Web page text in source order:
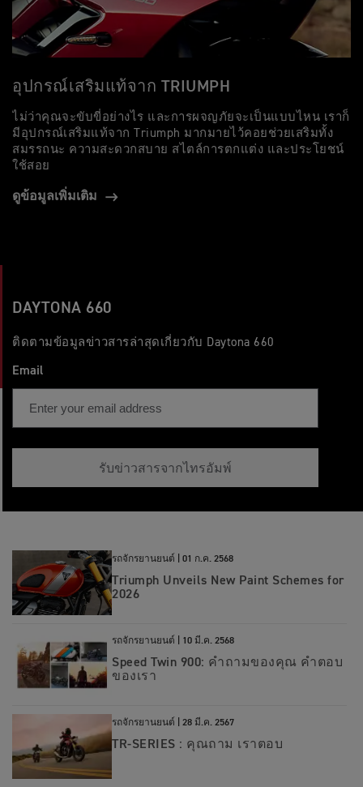
อุปกรณ์เสริมแท้จาก TRIUMPH
ไม่ว่าคุณจะขับขี่อย่างไร และการผจญภัยจะเป็นแบบไหน เราก็
มีอุปกรณ์เสริมแท้จาก Triumph มากมายไว้คอยช่วยเสริมทั้ง
สมรรถนะ ความสะดวกสบาย สไตล์การตกแต่ง และประโยชน์
ใช้สอย
ดูข้อมูลเพิ่มเติม
DAYTONA 660
ติดตามข้อมูลข่าวสารล่าสุดเกี่ยวกับ Daytona 660
Email
รับข่าวสารจากไทรอัมพ์
รถจักรยานยนต์ | 01 ก.ค. 2568
Triumph Unveils New Paint Schemes for
2026
รถจักรยานยนต์ | 10 มี.ค. 2568
Speed Twin 900: คำถามของคุณ คำตอบ
ของเรา
รถจักรยานยนต์ | 28 มี.ค. 2567
TR-SERIES : คุณถาม เราตอบ